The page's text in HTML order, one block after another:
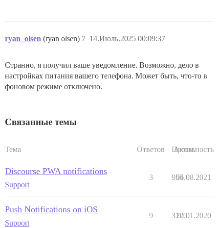
ryan_olsen (ryan olsen) 14.Июль.2025 00:09:37
7
Странно, я получил ваше уведомление. Возможно, дело в
настройках питания вашего телефона. Может быть, что-то в
фоновом режиме отключено.
Связанные темы
Тема Ответов Просм.
Активность
Discourse PWA notifications
Support
3 953
06.08.2021
Push Notifications on iOS
Support
9 3125
20.01.2020